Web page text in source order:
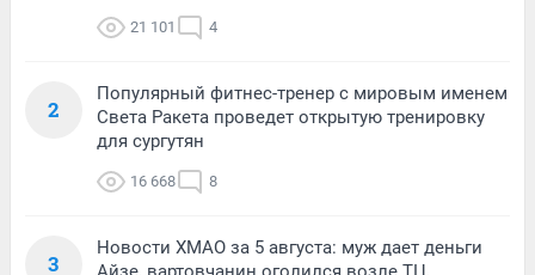
21 101 4
2
Популярный фитнес-тренер с мировым именем
Света Ракета проведет открытую тренировку
для сургутян
16 668 8
3
Новости ХМАО за 5 августа: муж дает деньги